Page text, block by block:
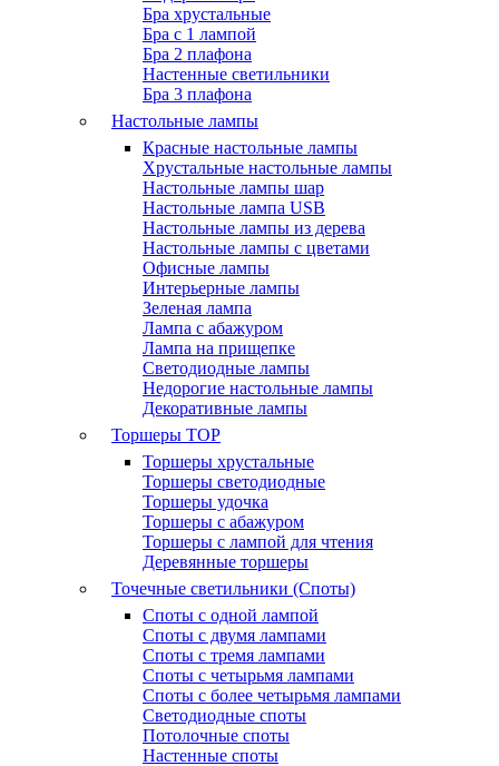
Бра хрустальные
Бра с 1 лампой
Бра 2 плафона
Настенные светильники
Бра 3 плафона
Настольные лампы
Красные настольные лампы
Хрустальные настольные лампы
Настольные лампы шар
Настольные лампа USB
Настольные лампы из дерева
Настольные лампы с цветами
Офисные лампы
Интерьерные лампы
Зеленая лампа
Лампа с абажуром
Лампа на прищепке
Светодиодные лампы
Недорогие настольные лампы
Декоративные лампы
Торшеры TOP
Торшеры хрустальные
Торшеры светодиодные
Торшеры удочка
Торшеры с абажуром
Торшеры с лампой для чтения
Деревянные торшеры
Точечные светильники (Споты)
Споты с одной лампой
Споты с двумя лампами
Споты с тремя лампами
Споты с четырьмя лампами
Споты с более четырьмя лампами
Светодиодные споты
Потолочные споты
Настенные споты